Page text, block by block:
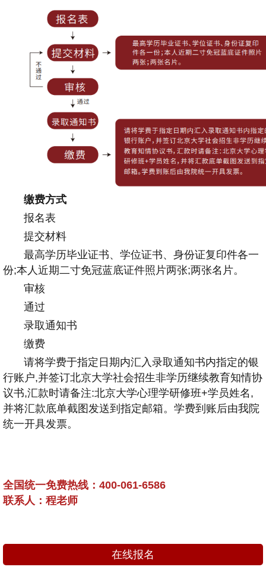
缴费方式
报名表
提交材料
最高学历毕业证书、学位证书、身份证复印件各一
份;本人近期二寸免冠蓝底证件照片两张;两张名片。
审核
通过
录取通知书
缴费
请将学费于指定日期内汇入录取通知书内指定的银
行账户,并签订北京大学社会招生非学历继续教育知情协
议书,汇款时请备注:北京大学心理学研修班+学员姓名,
并将汇款底单截图发送到指定邮箱。学费到账后由我院
统一开具发票。
全国统一免费热线：400-061-6586
联系人：程老师
在线报名